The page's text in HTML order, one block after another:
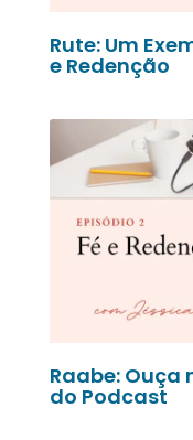
Rute: Um
e Redenção
Raabe: Ouça
do Podcast